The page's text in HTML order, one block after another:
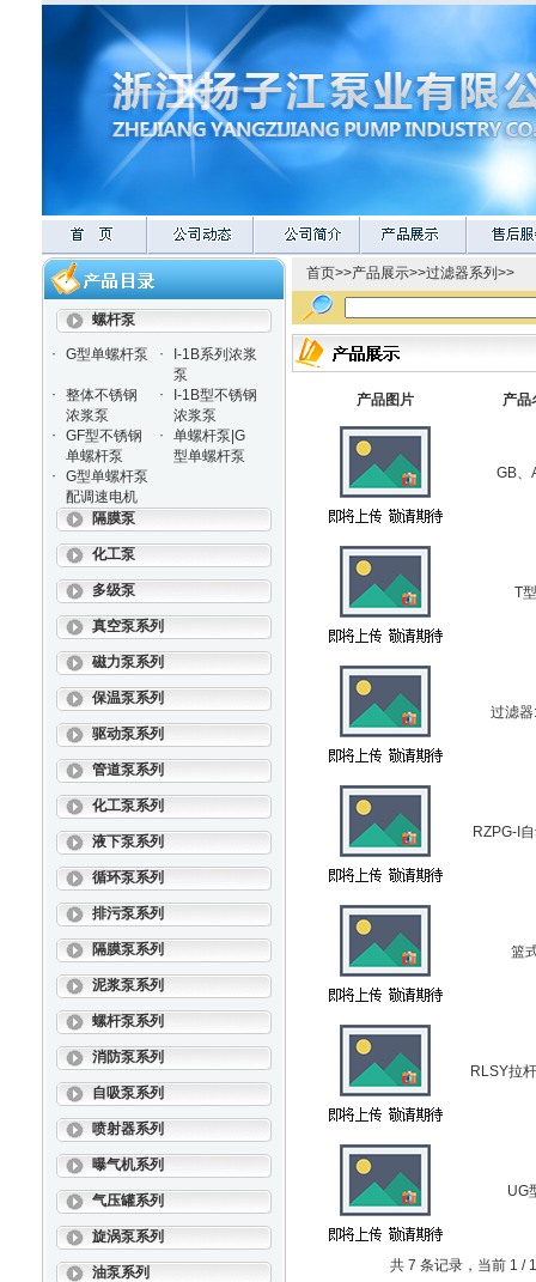
螺杆泵
·
G型单螺杆泵 ·
I-1B系列浓浆
泵
·
整体不锈钢
浓浆泵
·
I-1B型不锈钢
浓浆泵
·
GF型不锈钢
单螺杆泵
·
单螺杆泵|G
型单螺杆泵
·
G型单螺杆泵
配调速电机
隔膜泵
化工泵
多级泵
真空泵系列
磁力泵系列
保温泵系列
驱动泵系列
管道泵系列
化工泵系列
液下泵系列
循环泵系列
排污泵系列
隔膜泵系列
泥浆泵系列
螺杆泵系列
消防泵系列
自吸泵系列
喷射器系列
曝气机系列
气压罐系列
旋涡泵系列
油泵系列
首页>>产品展示>>过滤器系列 >>
产品图片 产品
GB、
T
过滤
RZPG-I
篮
RLSY拉
UG
共 7 条记录，当前 1